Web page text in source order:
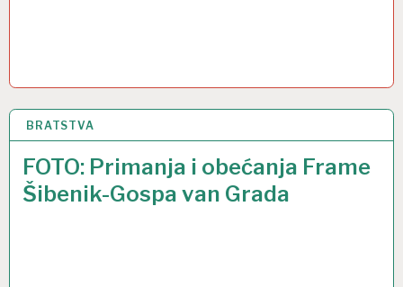
BRATSTVA
FOTO: Primanja i obećanja Frame
Šibenik-Gospa van Grada
18 VELJ 2018